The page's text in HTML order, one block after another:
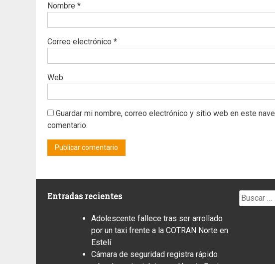
Nombre *
Correo electrónico *
Web
Guardar mi nombre, correo electrónico y sitio web en este
comentario.
Entradas recientes
Adolescente fallece tras ser arrollado
por un taxi frente a la COTRAN Norte en
Estelí
Cámara de seguridad registra rápido
Buscar: